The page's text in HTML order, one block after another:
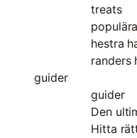
treats
hestra
randers
guider
guider
Den
Hitta